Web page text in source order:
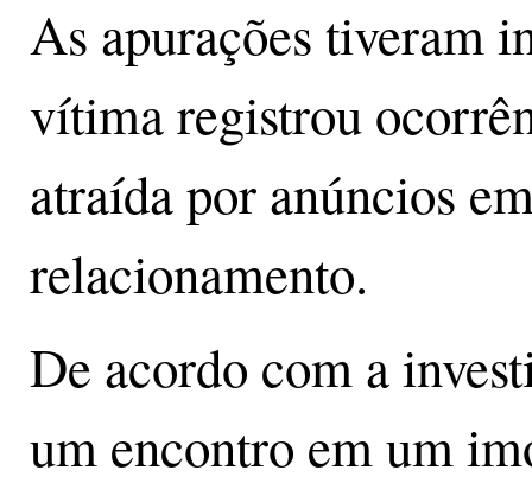
As apurações tiveram
vítima registrou
atraída por anúncios
relacionamento.
De acordo com a
um encontro em um